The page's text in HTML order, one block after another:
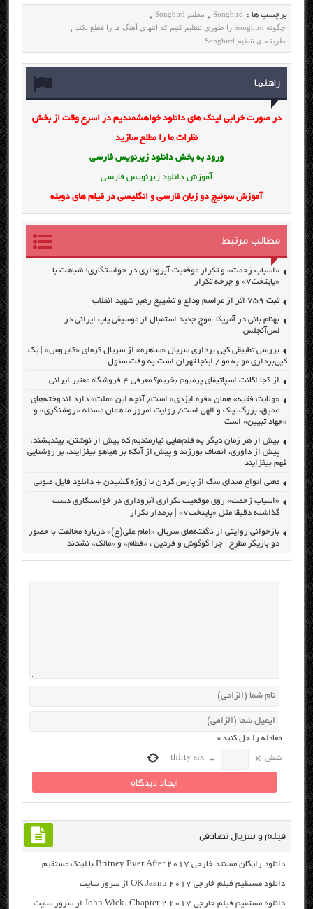
برچسب ها : Songbird
, تنظیم Songbird ,
چگونه Songbird را طوری تنظیم کنیم که انتهای آهنگ ها را قطع نکند ,
طریقه ی تنظیم Songbird
راهنما
در صورت خرابی لینک های دانلود خواهشمندیم در اسرع وقت از بخش
نظرات ما را مطلع سازید
ورود به بخش دانلود زیرنویس فارسی
آموزش دانلود زیرنویس فارسی
آموزش سوئیچ دو زبان فارسی و انگلیسی در فیلم های دوبله
مطالب مرتبط
«اسباب زحمت» و تکرار موقعیت آبروداری در خواستگاری؛ شباهت با
«پایتخت۷» و چرخه تکرار
ثبت ۷۵۹ اثر از مراسم وداع و تشییع رهبر شهید انقلاب
بهنام بانی در آمریکا: موج جدید استقبال از موسیقی پاپ ایرانی در
لس‌آنجلس
بررسی تطبیقی کپی برداری سریال «ساهره» از سریال کره‌ای «کایروس» | یک
کپی‌برداری مو به مو / اینجا تهران است به وقت سئول
از کجا اکانت اسپاتیفای پرمیوم بخریم؟ معرفی ۴ فروشگاه معتبر ایرانی
«ولایت فقیه» همان «فره ایزدی» است/ آنچه این «ملت» دارد اندوخته‌های
عمیق، بزرگ، پاک و الهی است/ روایت امروز ما همان مسئله «روشنگری» و
«جهاد تبیین» است
بیش از هر زمان دیگر به قلم‌هایی نیازمندیم که پیش از نوشتن، بیندیشند؛
پیش از داوری، انصاف بورزند و پیش از آنکه بر هیاهو بیفزایند، بر روشنایی
فهم بیفزایند
معنی انواع صدای سگ از پارس کردن تا زوزه کشیدن + دانلود فایل صوتی
«اسباب زحمت» روی موقعیت تکراری آبروداری در خواستگاری دست
گذاشته دقیقا مثل «پایتخت۷» | برمدار تکرار
بازخوانی روایتی از ناگفته‌های سریال «امام علی(ع)» درباره مخالفت با حضور
دو بازیگر مطرح | چرا گوگوش و فردین ، «قطام» و «مالک» نشدند
معادله را حل کنید*
شش ×
=
thirty six
فیلم و سریال تصادفی
دانلود رایگان مسنتد خارجی Britney Ever After 2017 با لینک مستقیم
دانلود مستقیم فیلم خارجی OK Jaanu 2017 از سرور سایت
دانلود مستقیم فیلم خارجی John Wick: Chapter 2 2017 از سرور سایت